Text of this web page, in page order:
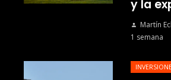
y la
Martín
1 semana